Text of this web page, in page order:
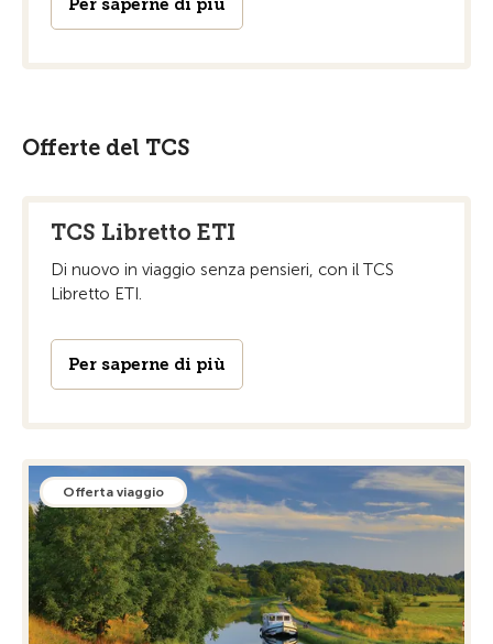
Per saperne di più
Offerte del TCS
TCS Libretto ETI
Di nuovo in viaggio senza pensieri, con il TCS
Libretto ETI.
Per saperne di più
Offerta viaggio